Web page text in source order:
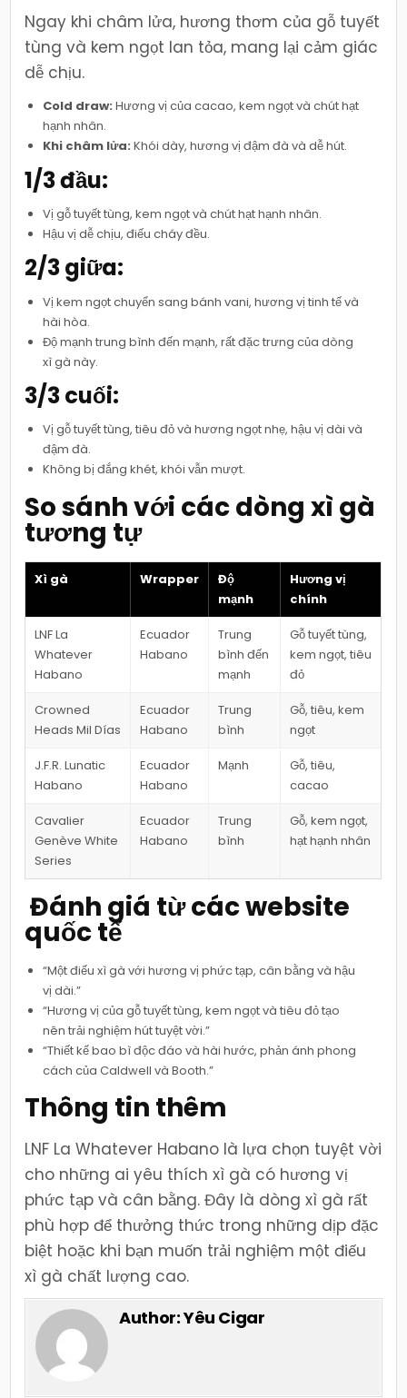
Ngay khi châm lửa, hương thơm của gỗ tuyết
tùng và kem ngọt lan tỏa, mang lại cảm giác
dễ chịu.
Cold draw: Hương vị của cacao, kem ngọt và chút hạt
hạnh nhân.
Khi châm lửa: Khói dày, hương vị đậm đà và dễ hút.
1/3 đầu:
Vị gỗ tuyết tùng, kem ngọt và chút hạt hạnh nhân.
Hậu vị dễ chịu, điếu cháy đều.
2/3 giữa:
Vị kem ngọt chuyển sang bánh vani, hương vị tinh tế và
hài hòa.
Độ mạnh trung bình đến mạnh, rất đặc trưng của dòng
xì gà này.
3/3 cuối:
Vị gỗ tuyết tùng, tiêu đỏ và hương ngọt nhẹ, hậu vị dài và
đậm đà.
Không bị đắng khét, khói vẫn mượt.
So sánh với các dòng xì gà
tương tự
Xì gà Wrapper
Độ
mạnh
Hương vị
chính
LNF La
Whatever
Habano
Ecuador
Habano
Trung
bình đến
mạnh
Gỗ tuyết tùng,
kem ngọt, tiêu
đỏ
Crowned
Heads Mil Días
Ecuador
Habano
Trung
bình
Gỗ, tiêu, kem
ngọt
J.F.R. Lunatic
Habano
Ecuador
Habano
Mạnh
Gỗ, tiêu,
cacao
Cavalier
Genève White
Series
Ecuador
Habano
Trung
bình
Gỗ, kem ngọt,
hạt hạnh nhân
️ Đánh giá từ các website
quốc tế
“Một điếu xì gà với hương vị phức tạp, cân bằng và hậu
vị dài.”
“Hương vị của gỗ tuyết tùng, kem ngọt và tiêu đỏ tạo
nên trải nghiệm hút tuyệt vời.”
“Thiết kế bao bì độc đáo và hài hước, phản ánh phong
cách của Caldwell và Booth.”
Thông tin thêm
LNF La Whatever Habano là lựa chọn tuyệt vời
cho những ai yêu thích xì gà có hương vị
phức tạp và cân bằng. Đây là dòng xì gà rất
phù hợp để thưởng thức trong những dịp đặc
biệt hoặc khi bạn muốn trải nghiệm một điếu
xì gà chất lượng cao.
Author:Yêu Cigar